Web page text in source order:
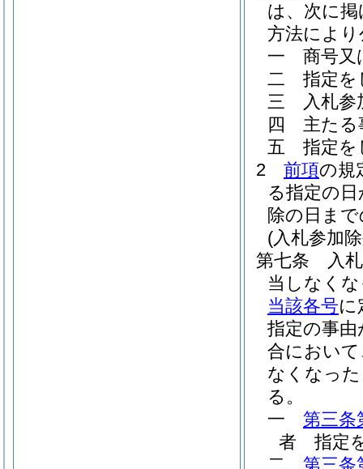
は、次に
方法によ
一
商号又
二
指定を
三
入札
四
主たる
五
指定を
2
前項の規
る指定の
除の日ま
(入札参加
第七条
入
当しなく
当該各号に
指定の事
合におい
なくなっ
る。
一
第三条
者 指定
二
第三条